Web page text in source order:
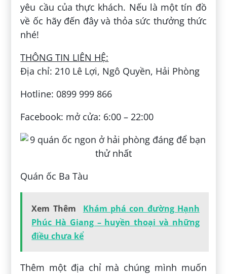
yêu cầu của thực khách. Nếu là một tín đồ
về ốc hãy đến đây và thỏa sức thưởng thức
nhé!
THÔNG TIN LIÊN HỆ:
Địa chỉ: 210 Lê Lợi, Ngô Quyền, Hải Phòng
Hotline: 0899 999 866
Facebook: mở cửa: 6:00 – 22:00
Quán ốc Ba Tàu
Xem Thêm
Khám phá con đường Hạnh
Phúc Hà Giang – huyền thoại và những
điều chưa kể
Thêm một địa chỉ mà chúng mình muốn